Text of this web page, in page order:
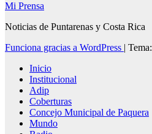
Mi Prensa
Noticias de Puntarenas y Costa Rica
Funciona gracias a WordPress | Tema:
Inicio
Institucional
Adip
Coberturas
Concejo Municipal de Paquera
Mundo